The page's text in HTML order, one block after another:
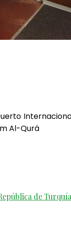
Al-Qurá
de Turquía